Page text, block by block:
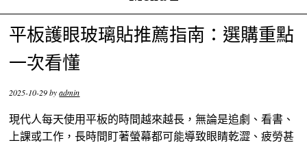
Skip to content
平板護眼玻璃貼推薦指南：選購重點
一次看懂
2025-10-29byadmin
現代人每天使用平板的時間越來越長，無論是追劇、看書、
上課或工作，長時間盯著螢幕都可能導致眼睛乾澀、疲勞甚